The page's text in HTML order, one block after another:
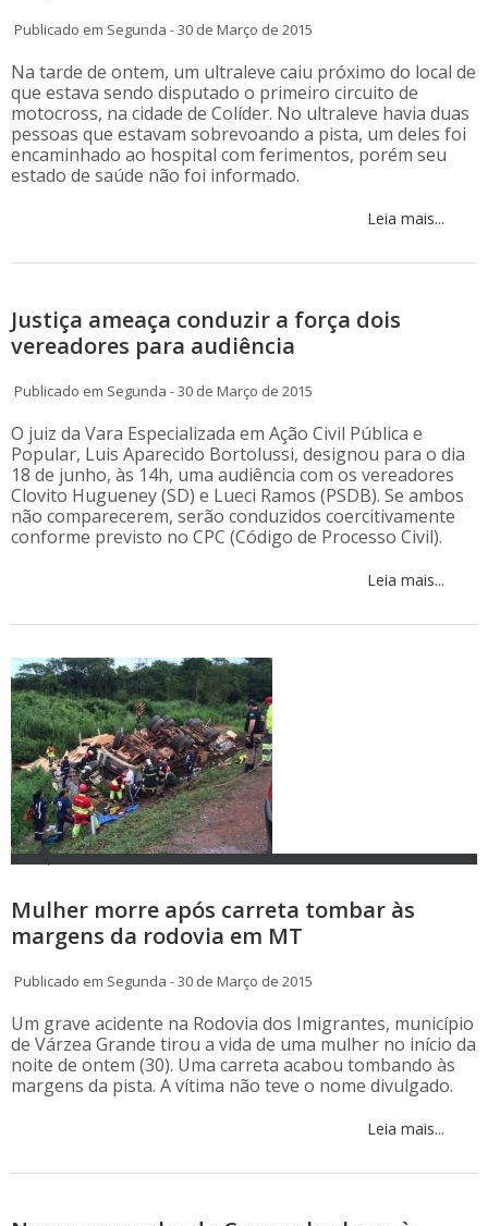
Publicado em Segunda - 30 de Março de 2015
Na tarde de ontem, um ultraleve caiu próximo do local de
que estava sendo disputado o primeiro circuito de
motocross, na cidade de Colíder. No ultraleve havia duas
pessoas que estavam sobrevoando a pista, um deles foi
encaminhado ao hospital com ferimentos, porém seu
estado de saúde não foi informado.
Leia mais...
Justiça ameaça conduzir a força dois
vereadores para audiência
Publicado em Segunda - 30 de Março de 2015
O juiz da Vara Especializada em Ação Civil Pública e
Popular, Luis Aparecido Bortolussi, designou para o dia
18 de junho, às 14h, uma audiência com os vereadores
Clovito Hugueney (SD) e Lueci Ramos (PSDB). Se ambos
não comparecerem, serão conduzidos coercitivamente
conforme previsto no CPC (Código de Processo Civil).
Leia mais...
Mulher morre após carreta tombar às
margens da rodovia em MT
Publicado em Segunda - 30 de Março de 2015
Um grave acidente na Rodovia dos Imigrantes, município
de Várzea Grande tirou a vida de uma mulher no início da
noite de ontem (30). Uma carreta acabou tombando às
margens da pista. A vítima não teve o nome divulgado.
Leia mais...